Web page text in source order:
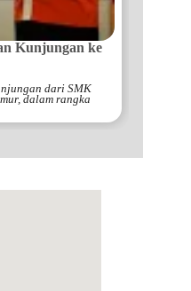
Kunjungan ke
dari SMK
dalam rangka